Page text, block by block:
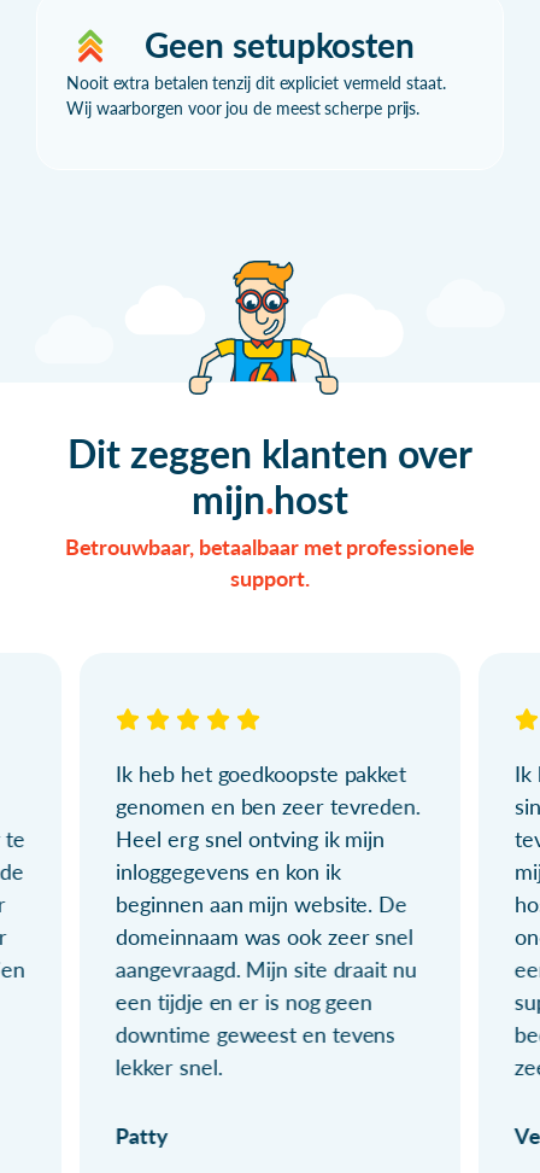
Geen setupkosten
Nooit extra betalen tenzij dit expliciet vermeld staat.
Wij waarborgen voor jou de meest scherpe prijs.
Dit zeggen klanten over
mijn host
Betrouwbaar, betaalbaar met professionele
support.
te
Ik heb het goedkoopste pakket
genomen en ben zeer tevreden.
Heel erg snel ontving ik mijn
inloggegevens en kon ik
beginnen aan mijn website. De
domeinnaam was ook zeer snel
aangevraagd. Mijn site draait nu
een tijdje en er is nog geen
downtime geweest en tevens
lekker snel.
Patty
Ik